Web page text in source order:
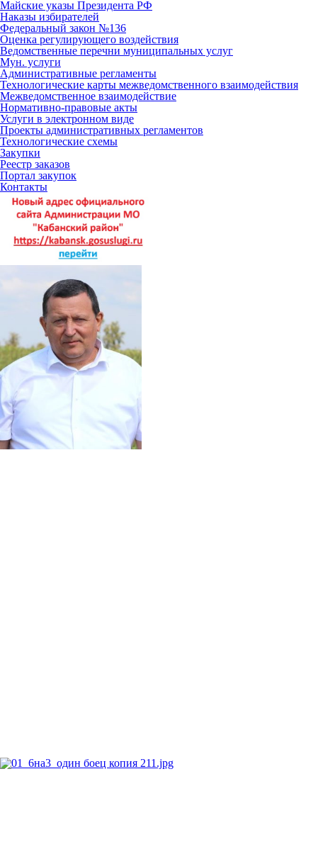
Майские указы Президента РФ
Наказы избирателей
Федеральный закон №136
Оценка регулирующего воздействия
Ведомственные перечни муниципальных услуг
Мун. услуги
Административные регламенты
Технологические карты межведомственного взаимодействия
Межведомственное взаимодействие
Нормативно-правовые акты
Услуги в электронном виде
Проекты административных регламентов
Технологические схемы
Закупки
Реестр заказов
Портал закупок
Контакты